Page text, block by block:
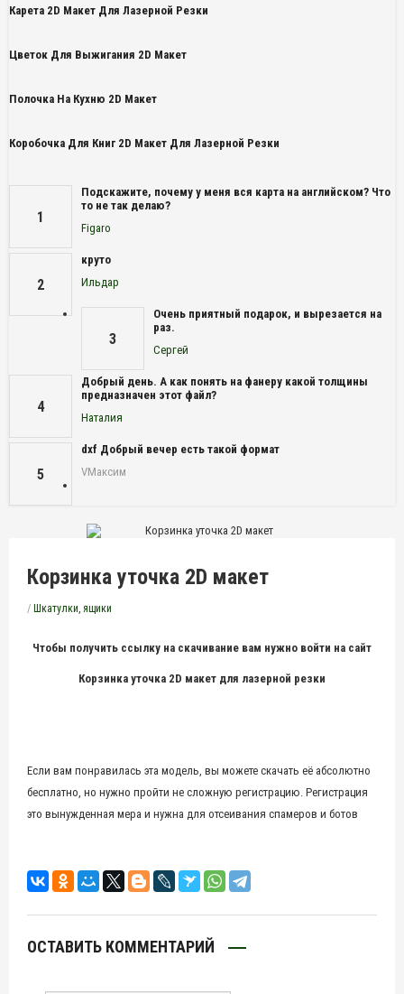
Карета 2D Макет Для Лазерной Резки
Цветок Для Выжигания 2D Макет
Полочка На Кухню 2D Макет
Коробочка Для Книг 2D Макет Для Лазерной Резки
1
Подскажите, почему у меня вся карта на английском? Что
то не так делаю?
Figaro
2
круто
Ильдар
3
Очень приятный подарок, и вырезается на
раз.
Сергей
4
Добрый день. А как понять на фанеру какой толщины
предназначен этот файл?
Наталия
5
dxf Добрый вечер есть такой формат
VМаксим
Корзинка уточка 2D макет
/ Шкатулки, ящики
Чтобы получить ссылку на скачивание вам нужно войти на сайт
Корзинка уточка 2D макет для лазерной резки
Если вам понравилась эта модель, вы можете скачать её абсолютно
бесплатно, но нужно пройти не сложную регистрацию. Регистрация
это вынужденная мера и нужна для отсеивания спамеров и ботов
ОСТАВИТЬ КОММЕНТАРИЙ